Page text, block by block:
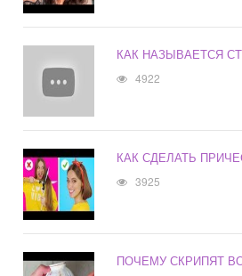
КАК НАЗЫВАЕТСЯ
4922
КАК СДЕЛАТЬ
3925
ПОЧЕМУ СКРИПЯТ